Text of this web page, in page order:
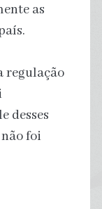
as
regulação
desses
foi